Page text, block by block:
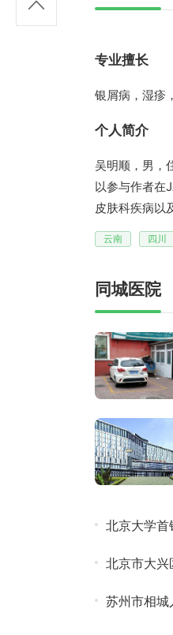
专业擅长
银屑病，湿疹
个人简介
吴明顺，男，
以参与作者在
皮肤科疾病以
云南 四川
同城医院
北京大学首
北京市大兴
苏州市相城